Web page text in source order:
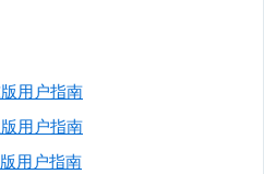
用户指南
用户指南
用户指南